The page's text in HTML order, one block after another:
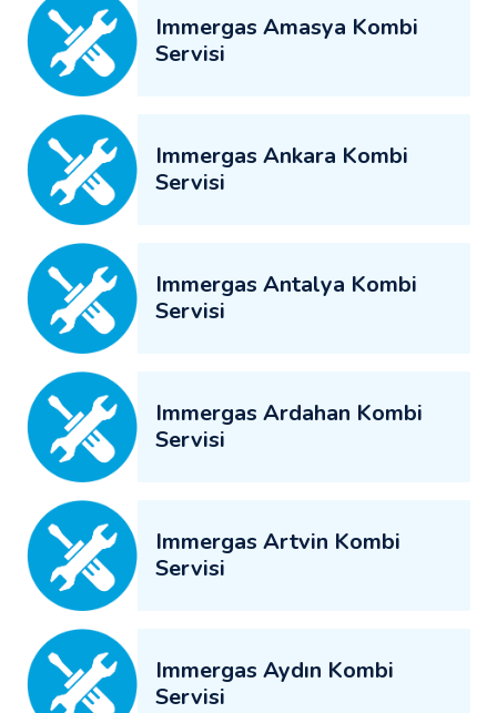
Immergas Amasya Kombi
Servisi
Immergas Ankara Kombi
Servisi
Immergas Antalya Kombi
Servisi
Immergas Ardahan Kombi
Servisi
Immergas Artvin Kombi
Servisi
Immergas Aydın Kombi
Servisi